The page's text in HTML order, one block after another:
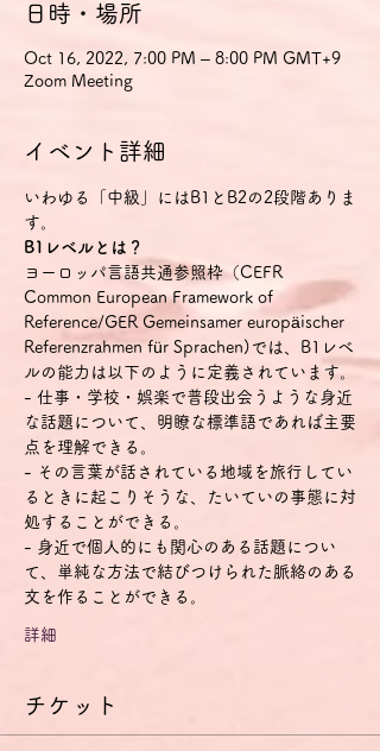
日時・場所
Oct 16, 2022, 7:00 PM – 8:00 PM GMT+9
Zoom Meeting
イベント詳細
いわゆる「中級」にはB1とB2の2段階ありま
す。
B1レベルとは？
ヨーロッパ言語共通参照枠（CEFR
Common European Framework of
Reference/GER Gemeinsamer europäischer
Referenzrahmen für Sprachen)では、B1レベ
ルの能力は以下のように定義されています。
- 仕事・学校・娯楽で普段出会うような身近
な話題について、明瞭な標準語であれば主要
点を理解できる。
- その言葉が話されている地域を旅行してい
るときに起こりそうな、たいていの事態に対
処することができる。
- 身近で個人的にも関心のある話題につい
て、単純な方法で結びつけられた脈絡のある
文を作ることができる。
詳細
チケット